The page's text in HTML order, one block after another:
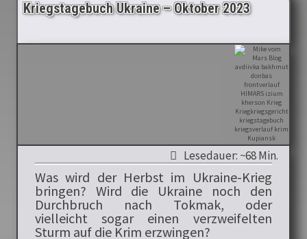
Kriegstagebuch Ukraine – Oktober 2023
Lesedauer: ~68 Min.
Was wird der Herbst im Ukraine-Krieg
bringen? Wird die Ukraine noch den
Durchbruch nach Tokmak, oder
vielleicht sogar einen verzweifelten
Sturm auf die Krim erzwingen?